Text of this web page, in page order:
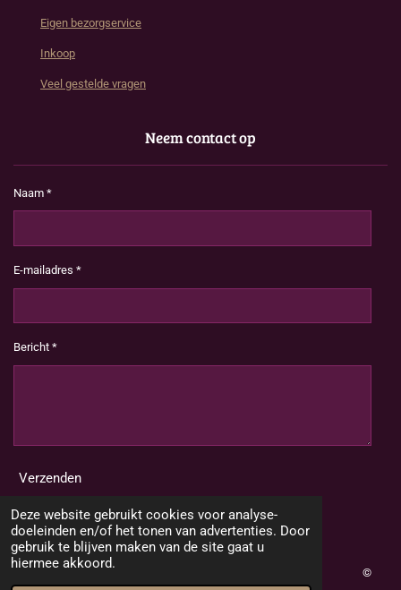
Deze website gebruikt cookies voor analyse-
doeleinden en/of het tonen van advertenties. Door
gebruik te blijven maken van de site gaat u
hiermee akkoord.
Eigen bezorgservice
Inkoop
Veel gestelde vragen
Neem contact op
Naam *
E-mailadres *
Bericht *
Verzenden
©